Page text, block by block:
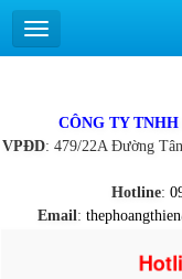
CÔNG TY
VPĐD: 479/22A Đường
Hotline:
Email: